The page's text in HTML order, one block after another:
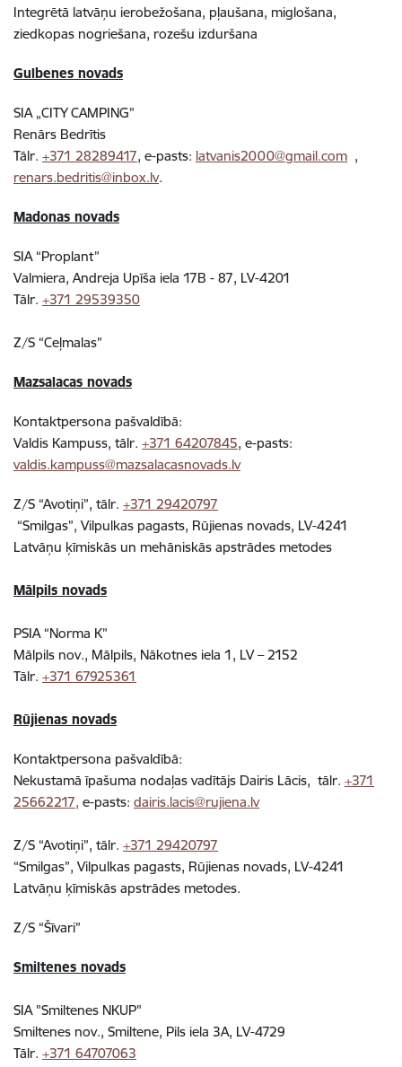
Integrētā latvāņu ierobežošana, pļaušana, miglošana,
ziedkopas nogriešana, rozešu izduršana
Gulbenes novads
SIA „CITY CAMPING”
Renārs Bedrītis
Tālr. +371 28289417, e-pasts: latvanis2000@gmail.com ,
renars.bedritis@inbox.lv.
Madonas novads
SIA “Proplant”
Valmiera, Andreja Upīša iela 17B - 87, LV-4201
Tālr. +371 29539350
Z/S “Ceļmalas”
Mazsalacas novads
Kontaktpersona pašvaldībā:
Valdis Kampuss, tālr. +371 64207845, e-pasts:
valdis.kampuss@mazsalacasnovads.lv
Z/S “Avotiņi”, tālr. +371 29420797
“Smilgas”, Vilpulkas pagasts, Rūjienas novads, LV-4241
Latvāņu ķīmiskās un mehāniskās apstrādes metodes
Mālpils novads
PSIA “Norma K”
Mālpils nov., Mālpils, Nākotnes iela 1, LV – 2152
Tālr. +371 67925361
Rūjienas novads
Kontaktpersona pašvaldībā:
Nekustamā īpašuma nodaļas vadītājs Dairis Lācis, tālr. +371
25662217, e-pasts: dairis.lacis@rujiena.lv
Z/S “Avotiņi”, tālr. +371 29420797
“Smilgas”, Vilpulkas pagasts, Rūjienas novads, LV-4241
Latvāņu ķīmiskās apstrādes metodes.
Z/S “Šīvari”
Smiltenes novads
SIA "Smiltenes NKUP"
Smiltenes nov., Smiltene, Pils iela 3A, LV-4729
Tālr. +371 64707063